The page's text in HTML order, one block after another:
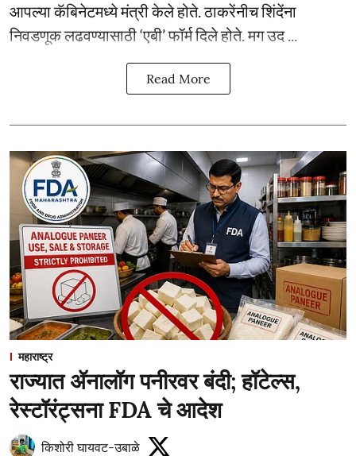
आपल्या कॅबिनेटमध्ये मंत्री केले होते. ठाकरेंनीच शिंदेंना
निवडणूक लढवण्यासाठी ‘एबी’ फॉर्म दिले होते. मग उद ...
Read More
महाराष्ट्र
राज्यात ॲनालॉग पनीरवर बंदी; हॉटेल्स,
रेस्टॉरंट्सना FDA चे आदेश
किशोरी घायवट-उबाळे